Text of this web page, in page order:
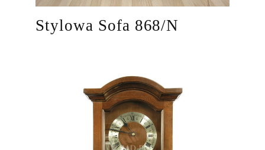
Stylowa Sofa 868/N